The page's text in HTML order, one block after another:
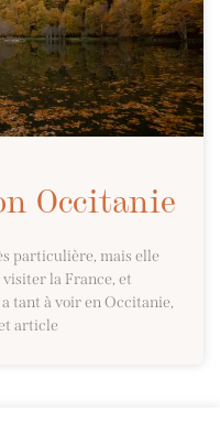
Occitanie
particulière, mais elle
la France, et
tant à voir en Occitanie,
article